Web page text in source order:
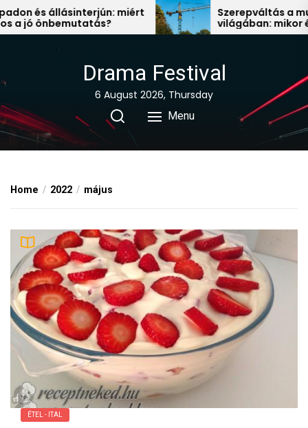
Skip
to
állásinterjún: miért
Szerepváltás a munka
világában: mikor
állás után nézni?
Drama Festival
6 August 2026, Thursday
Menu
Home 2022 május
ÉTEL - ITAL